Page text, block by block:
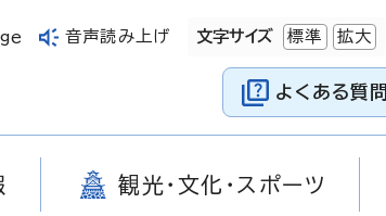
音声読み上げ 文字サイズ 標準 拡大
よくある質問
観光・文化・スポーツ